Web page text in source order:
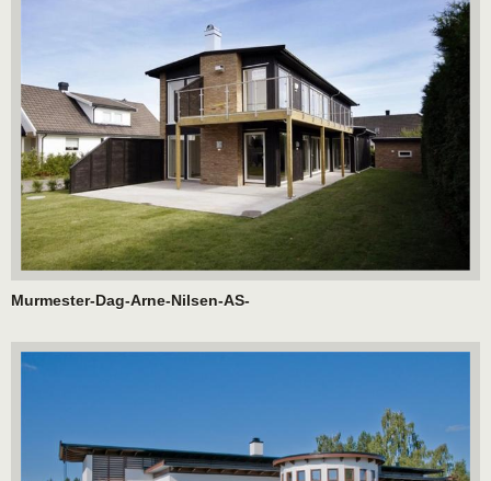
Murmester-Dag-Arne-Nilsen-AS-